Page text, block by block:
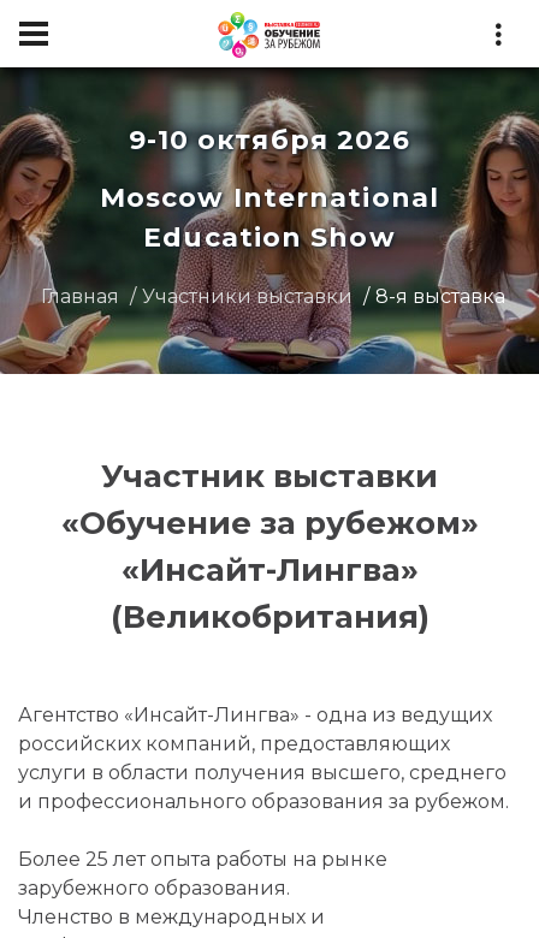
9-10 октября 2026
Moscow International
Education Show
Главная Участники выставки 8-я выставка
Участник выставки
«Обучение за рубежом»
«Инсайт-Лингва»
(Великобритания)
Агентство «Инсайт-Лингва» - одна из ведущих
российских компаний, предоставляющих
услуги в области получения высшего, среднего
и профессионального образования за рубежом.
Более 25 лет опыта работы на рынке
зарубежного образования.
Членство в международных и